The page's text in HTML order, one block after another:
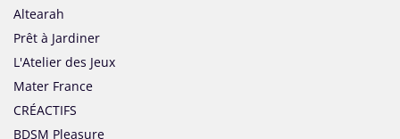
Altearah
Prêt à Jardiner
L'Atelier des Jeux
Mater France
CRÉACTIFS
BDSM Pleasure